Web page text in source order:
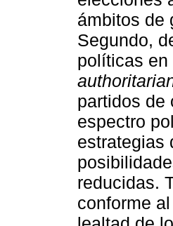
ámbitos de
Segundo,
políticas en
partidos de
espectro
estrategias
reducidas.
conforme